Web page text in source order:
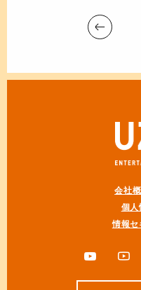
会社
個
情報